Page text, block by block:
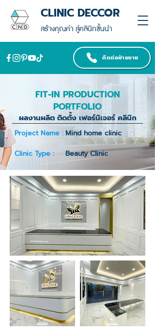
สร้างคุณค่า สู่คลินิกชั้นนำ
CLINIC DECCOR
ติดต่อฝ่ายขาย
FIT-IN PRODUCTION
PORTFOLIO
ผลงานผลิต ติดตั้ง เฟอร์นิเจอร์ คลินิก
Project Name :Mind home clinic
Clinic Type :
Beauty Clinic